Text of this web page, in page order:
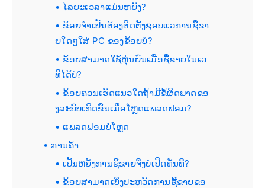
ໄລຍະເວລາແມ່ນຫຍັງ?
ຂ້ອຍຈໍາເປັນຕ້ອງຕິດຕັ້ງຊອບແວການຊື້ຂາ
ຍໃດໆໃສ່ PC ຂອງຂ້ອຍບໍ?
ຂ້ອຍສາມາດໃຊ້ຫຸ່ນຍົນເມື່ອຊື້ຂາຍໃນເວ
ທີໄດ້ບໍ?
ຂ້ອຍຄວນເຮັດແນວໃດຖ້າມີຂໍ້ຜິດພາດຂອ
ງລະບົບເກີດຂຶ້ນເມື່ອໂຫຼດແພລດຟອມ?
ແພລດຟອມບໍ່ໂຫຼດ
ການຄ້າ
ເປັນຫຍັງການຊື້ຂາຍຈຶ່ງບໍ່ເປີດທັນທີ?
ຂ້ອຍສາມາດເບິ່ງປະຫວັດການຊື້ຂາຍຂອ